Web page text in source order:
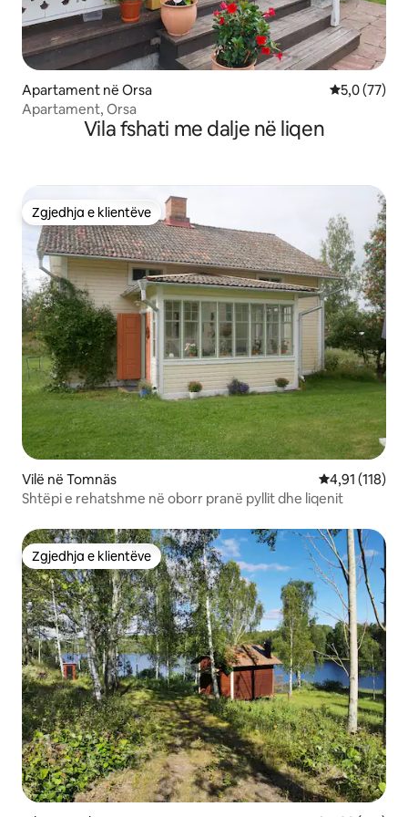
Apartament në Orsa Vlerësimi
5,0 (77)
Apartament, Orsa
Vila fshati me dalje në liqen
Zgjedhja e klientëve
Zgjedhja e klientëve
Vilë në Tomnäs Vlerësimi
4,91 (118)
Shtëpi e rehatshme në oborr pranë pyllit dhe liqenit
Zgjedhja e klientëve
Zgjedhja e klientëve